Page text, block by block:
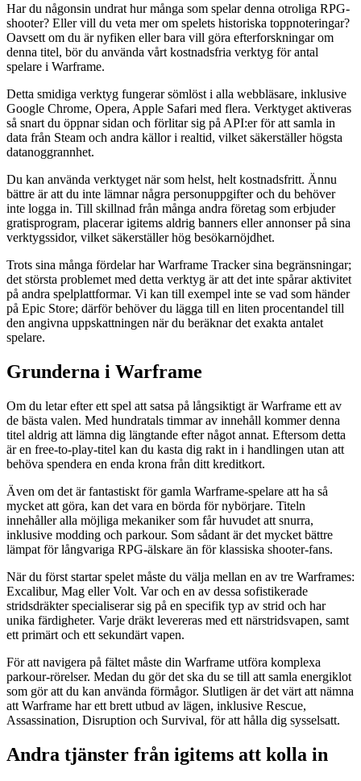
Har du någonsin undrat hur många som spelar denna otroliga RPG-
shooter? Eller vill du veta mer om spelets historiska toppnoteringar?
Oavsett om du är nyfiken eller bara vill göra efterforskningar om
denna titel, bör du använda vårt kostnadsfria verktyg för antal
spelare i Warframe.
Detta smidiga verktyg fungerar sömlöst i alla webbläsare, inklusive
Google Chrome, Opera, Apple Safari med flera. Verktyget aktiveras
så snart du öppnar sidan och förlitar sig på API:er för att samla in
data från Steam och andra källor i realtid, vilket säkerställer högsta
datanoggrannhet.
Du kan använda verktyget när som helst, helt kostnadsfritt. Ännu
bättre är att du inte lämnar några personuppgifter och du behöver
inte logga in. Till skillnad från många andra företag som erbjuder
gratisprogram, placerar igitems aldrig banners eller annonser på sina
verktygssidor, vilket säkerställer hög besökarnöjdhet.
Trots sina många fördelar har Warframe Tracker sina begränsningar;
det största problemet med detta verktyg är att det inte spårar aktivitet
på andra spelplattformar. Vi kan till exempel inte se vad som händer
på Epic Store; därför behöver du lägga till en liten procentandel till
den angivna uppskattningen när du beräknar det exakta antalet
spelare.
Grunderna i Warframe
Om du letar efter ett spel att satsa på långsiktigt är Warframe ett av
de bästa valen. Med hundratals timmar av innehåll kommer denna
titel aldrig att lämna dig längtande efter något annat. Eftersom detta
är en free-to-play-titel kan du kasta dig rakt in i handlingen utan att
behöva spendera en enda krona från ditt kreditkort.
Även om det är fantastiskt för gamla Warframe-spelare att ha så
mycket att göra, kan det vara en börda för nybörjare. Titeln
innehåller alla möjliga mekaniker som får huvudet att snurra,
inklusive modding och parkour. Som sådant är det mycket bättre
lämpat för långvariga RPG-älskare än för klassiska shooter-fans.
När du först startar spelet måste du välja mellan en av tre Warframes:
Excalibur, Mag eller Volt. Var och en av dessa sofistikerade
stridsdräkter specialiserar sig på en specifik typ av strid och har
unika färdigheter. Varje dräkt levereras med ett närstridsvapen, samt
ett primärt och ett sekundärt vapen.
För att navigera på fältet måste din Warframe utföra komplexa
parkour-rörelser. Medan du gör det ska du se till att samla energiklot
som gör att du kan använda förmågor. Slutligen är det värt att nämna
att Warframe har ett brett utbud av lägen, inklusive Rescue,
Assassination, Disruption och Survival, för att hålla dig sysselsatt.
Andra tjänster från igitems att kolla in